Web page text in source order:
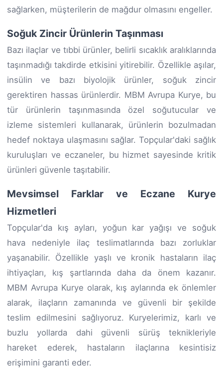
sağlarken, müşterilerin de mağdur olmasını engeller.
Soğuk Zincir Ürünlerin Taşınması
Bazı ilaçlar ve tıbbi ürünler, belirli sıcaklık aralıklarında
taşınmadığı takdirde etkisini yitirebilir. Özellikle aşılar,
insülin ve bazı biyolojik ürünler, soğuk zincir
gerektiren hassas ürünlerdir. MBM Avrupa Kurye, bu
tür ürünlerin taşınmasında özel soğutucular ve
izleme sistemleri kullanarak, ürünlerin bozulmadan
hedef noktaya ulaşmasını sağlar. Topçular'daki sağlık
kuruluşları ve eczaneler, bu hizmet sayesinde kritik
ürünleri güvenle taşıtabilir.
Mevsimsel Farklar ve Eczane Kurye
Hizmetleri
Topçular'da kış ayları, yoğun kar yağışı ve soğuk
hava nedeniyle ilaç teslimatlarında bazı zorluklar
yaşanabilir. Özellikle yaşlı ve kronik hastaların ilaç
ihtiyaçları, kış şartlarında daha da önem kazanır.
MBM Avrupa Kurye olarak, kış aylarında ek önlemler
alarak, ilaçların zamanında ve güvenli bir şekilde
teslim edilmesini sağlıyoruz. Kuryelerimiz, karlı ve
buzlu yollarda dahi güvenli sürüş teknikleriyle
hareket ederek, hastaların ilaçlarına kesintisiz
erişimini garanti eder.